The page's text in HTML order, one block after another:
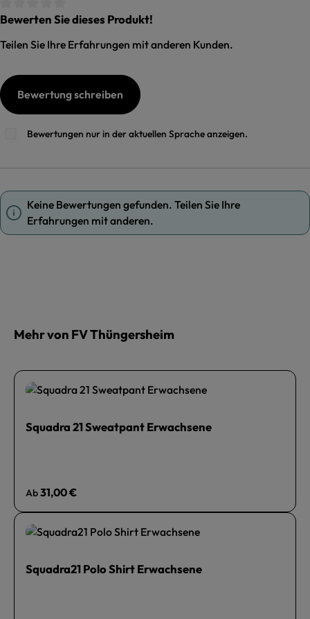
Durchschnittliche Bewertung von 0 von 5 Sternen
Bewerten Sie dieses Produkt!
Teilen Sie Ihre Erfahrungen mit anderen Kunden.
Bewertung schreiben
Bewertungen nur in der aktuellen Sprache anzeigen.
Keine Bewertungen gefunden. Teilen Sie Ihre
Erfahrungen mit anderen.
Mehr von FV Thüngersheim
Squadra 21 Sweatpant Erwachsene
Regulärer Preis:
Ab31,00 €
Squadra21 Polo Shirt Erwachsene